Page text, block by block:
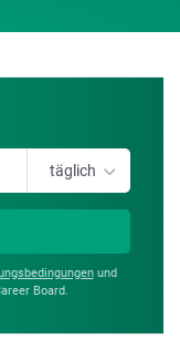
täglich
und
Board.